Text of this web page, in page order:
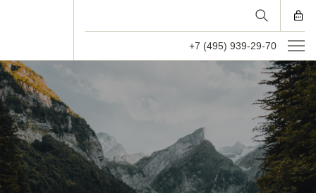
+7 (495) 939-29-70